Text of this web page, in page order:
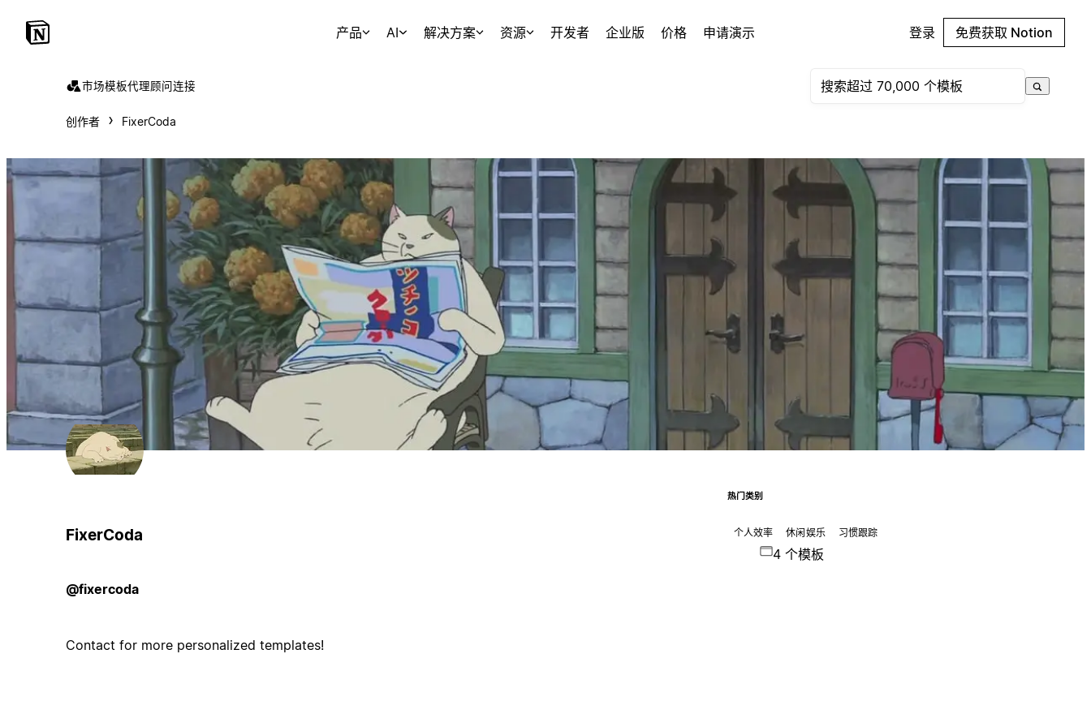
产品 AI 解决方案 资源 开发者 企业版 价格 申请演示 登录 免费获取 Notion
市场模板代理顾问连接
创作者 FixerCoda
FixerCoda
@fixercoda
Contact for more personalized templates!
热门类别
个人效率 休闲娱乐 习惯跟踪
4 个模板